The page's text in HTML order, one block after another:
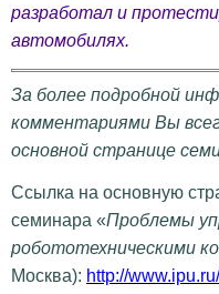
разработал и
автомобилях.
За более подробной
комментариями Вы
основной странице
Ссылка на основную
семинара «Проблемы
робототехническими
Москва): http://